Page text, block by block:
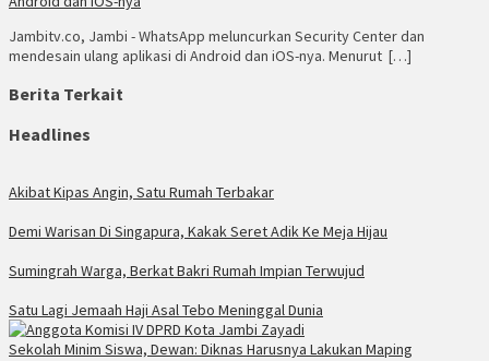
Jambitv.co, Jambi - WhatsApp meluncurkan Security Center dan
mendesain ulang aplikasi di Android dan iOS-nya. Menurut […]
Berita Terkait
Headlines
Akibat Kipas Angin, Satu Rumah Terbakar
Demi Warisan Di Singapura, Kakak Seret Adik Ke Meja Hijau
Sumingrah Warga, Berkat Bakri Rumah Impian Terwujud
Satu Lagi Jemaah Haji Asal Tebo Meninggal Dunia
Sekolah Minim Siswa, Dewan: Diknas Harusnya Lakukan Maping